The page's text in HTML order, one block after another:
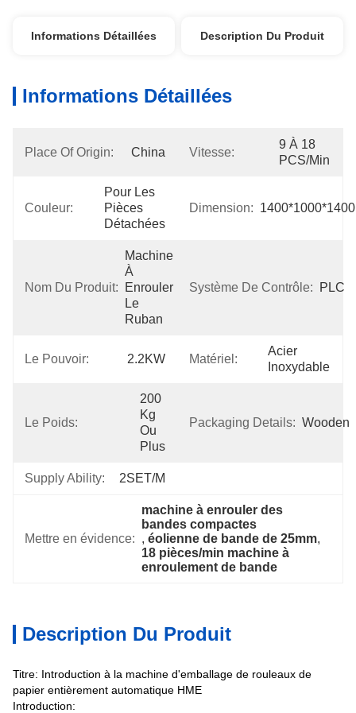
Informations Détaillées Description Du Produit
Informations Détaillées
Place Of Origin: China Vitesse:
9 À 18
PCS/min
Couleur:
Pour Les
Pièces
Détachées
Dimension:
Nom Du Produit:
Machine
À
Enrouler
Le
Ruban
Système De Contrôle: PLC
Le Pouvoir: 2.2KW Matériel:
Acier
Inoxydable
Le Poids:
200
Kg
Ou
Plus
Packaging Details: Wooden
Supply Ability: 2SET/M
Mettre en évidence:
machine à enrouler des
bandes compactes
, éolienne de bande de 25mm,
18 pièces/min machine à
enroulement de bande
Description Du Produit
Titre: Introduction à la machine d'emballage de rouleaux de
papier entièrement automatique HME
Introduction: